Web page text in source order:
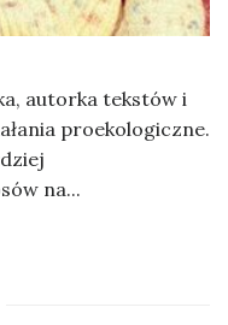
autorka tekstów i
proekologiczne.
na...